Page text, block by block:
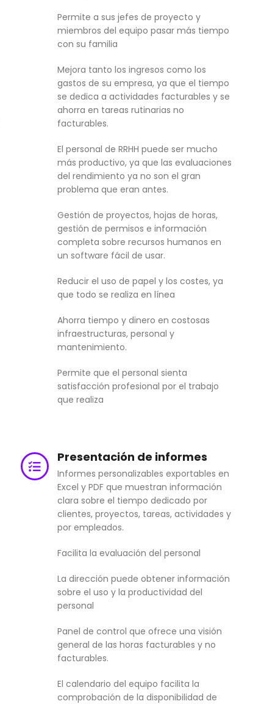
Permite a sus jefes de proyecto y
miembros del equipo pasar más tiempo
con su familia
Mejora tanto los ingresos como los
gastos de su empresa, ya que el tiempo
se dedica a actividades facturables y se
ahorra en tareas rutinarias no
facturables.
El personal de RRHH puede ser mucho
más productivo, ya que las evaluaciones
del rendimiento ya no son el gran
problema que eran antes.
Gestión de proyectos, hojas de horas,
gestión de permisos e información
completa sobre recursos humanos en
un software fácil de usar.
Reducir el uso de papel y los costes, ya
que todo se realiza en línea
Ahorra tiempo y dinero en costosas
infraestructuras, personal y
mantenimiento.
Permite que el personal sienta
satisfacción profesional por el trabajo
que realiza
Presentación de informes
Informes personalizables exportables en
Excel y PDF que muestran información
clara sobre el tiempo dedicado por
clientes, proyectos, tareas, actividades y
por empleados.
Facilita la evaluación del personal
La dirección puede obtener información
sobre el uso y la productividad del
personal
Panel de control que ofrece una visión
general de las horas facturables y no
facturables.
El calendario del equipo facilita la
comprobación de la disponibilidad de